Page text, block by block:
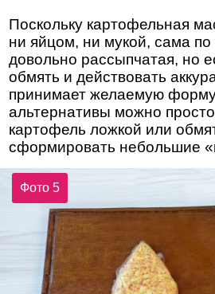
Поскольку картофельная
ни яйцом, ни мукой, сама по
довольно рассыпчатая, но
обмять и действовать
принимает желаемую
альтернативы можно
картофель ложкой или
сформировать небольшие
Фото 5